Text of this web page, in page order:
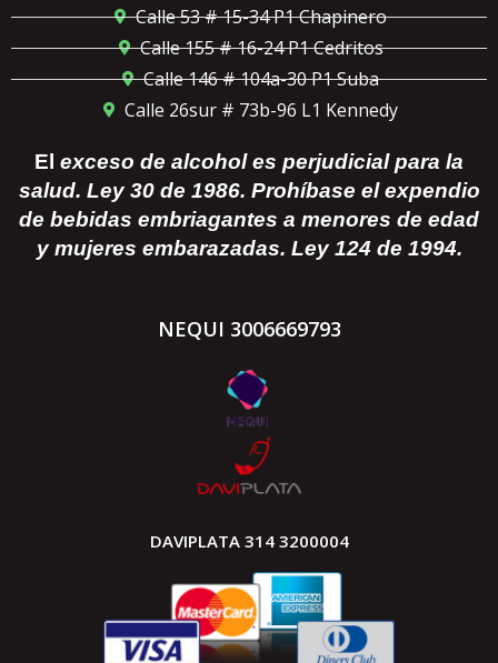
Calle 53 # 15-34 P1 Chapinero
Calle 155 # 16-24 P1 Cedritos
Calle 146 # 104a-30 P1 Suba
Calle 26sur # 73b-96 L1 Kennedy
El exceso de alcohol es perjudicial para la
salud. Ley 30 de 1986. Prohíbase el expendio
de bebidas embriagantes a menores de edad
y mujeres embarazadas. Ley 124 de 1994.
NEQUI 3006669793
DAVIPLATA 314 3200004